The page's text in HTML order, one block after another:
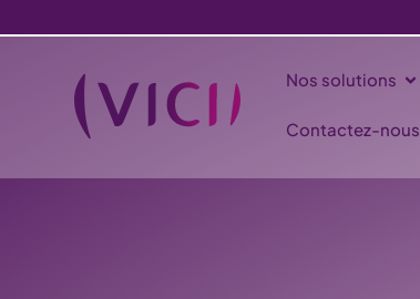
Nos solutions
Contactez-nous